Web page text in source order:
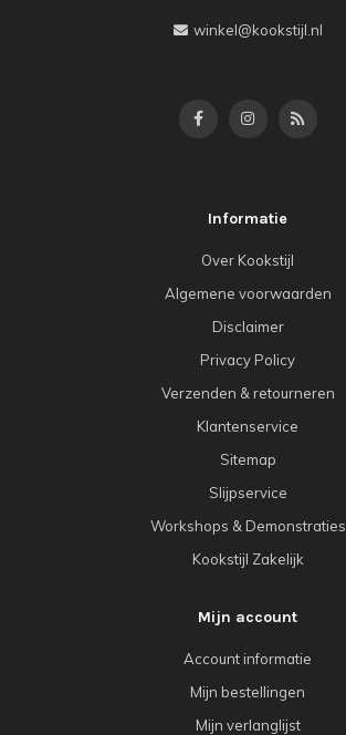
winkel@kookstijl.nl
Informatie
Over Kookstijl
Algemene voorwaarden
Disclaimer
Privacy Policy
Verzenden & retourneren
Klantenservice
Sitemap
Slijpservice
Workshops & Demonstraties
Kookstijl Zakelijk
Mijn account
Account informatie
Mijn bestellingen
Mijn verlanglijst